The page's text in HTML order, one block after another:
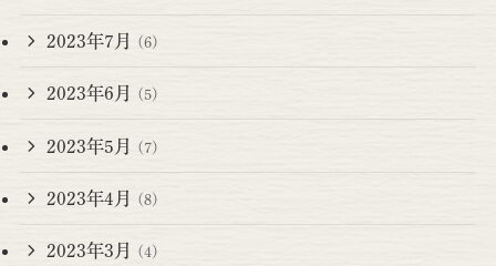
2023年7月 (6)
2023年6月 (5)
2023年5月 (7)
2023年4月 (8)
2023年3月 (4)